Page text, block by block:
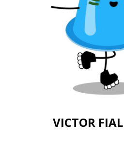
VICTOR